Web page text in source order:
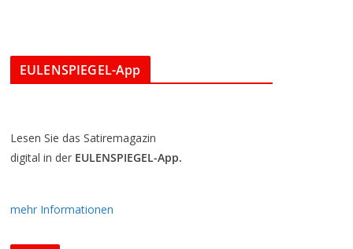
EULENSPIEGEL-App
Lesen Sie das Satiremagazin
digital in der EULENSPIEGEL-App.
mehr Informationen